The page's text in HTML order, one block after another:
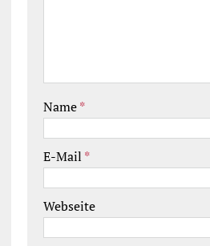
Name*
E-Mail *
Webseite